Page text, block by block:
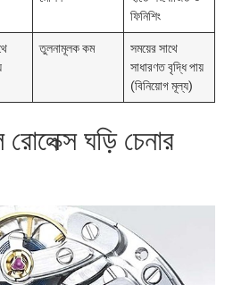
ফিনিশিং
তুলনামূলক কম
সময়ের সাথে
সাধারণত বৃদ্ধি পায়
(বিনিয়োগ মূল্য)
ঘড়ি চেনার